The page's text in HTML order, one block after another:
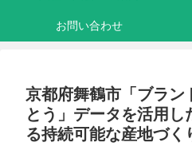
お問い合わせ
京都府舞鶴市「ブラン
とう」データを活用し
る持続可能な産地づく